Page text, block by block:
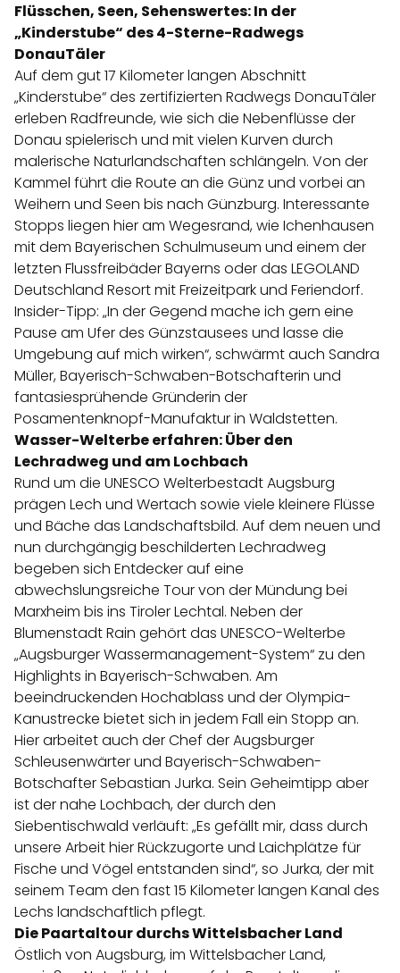
Flüsschen, Seen, Sehenswertes: In der
„Kinderstube“ des 4-Sterne-Radwegs
DonauTäler
Auf dem gut 17 Kilometer langen Abschnitt
„Kinderstube“ des zertifizierten Radwegs DonauTäler
erleben Radfreunde, wie sich die Nebenflüsse der
Donau spielerisch und mit vielen Kurven durch
malerische Naturlandschaften schlängeln. Von der
Kammel führt die Route an die Günz und vorbei an
Weihern und Seen bis nach Günzburg. Interessante
Stopps liegen hier am Wegesrand, wie Ichenhausen
mit dem Bayerischen Schulmuseum und einem der
letzten Flussfreibäder Bayerns oder das LEGOLAND
Deutschland Resort mit Freizeitpark und Feriendorf.
Insider-Tipp: „In der Gegend mache ich gern eine
Pause am Ufer des Günzstausees und lasse die
Umgebung auf mich wirken“, schwärmt auch Sandra
Müller, Bayerisch-Schwaben-Botschafterin und
fantasiesprühende Gründerin der
Posamentenknopf-Manufaktur in Waldstetten.
Wasser-Welterbe erfahren: Über den
Lechradweg und am Lochbach
Rund um die UNESCO Welterbestadt Augsburg
prägen Lech und Wertach sowie viele kleinere Flüsse
und Bäche das Landschaftsbild. Auf dem neuen und
nun durchgängig beschilderten Lechradweg
begeben sich Entdecker auf eine
abwechslungsreiche Tour von der Mündung bei
Marxheim bis ins Tiroler Lechtal. Neben der
Blumenstadt Rain gehört das UNESCO-Welterbe
„Augsburger Wassermanagement-System“ zu den
Highlights in Bayerisch-Schwaben. Am
beeindruckenden Hochablass und der Olympia-
Kanustrecke bietet sich in jedem Fall ein Stopp an.
Hier arbeitet auch der Chef der Augsburger
Schleusenwärter und Bayerisch-Schwaben-
Botschafter Sebastian Jurka. Sein Geheimtipp aber
ist der nahe Lochbach, der durch den
Siebentischwald verläuft: „Es gefällt mir, dass durch
unsere Arbeit hier Rückzugorte und Laichplätze für
Fische und Vögel entstanden sind“, so Jurka, der mit
seinem Team den fast 15 Kilometer langen Kanal des
Lechs landschaftlich pflegt.
Die Paartaltour durchs Wittelsbacher Land
Östlich von Augsburg, im Wittelsbacher Land,